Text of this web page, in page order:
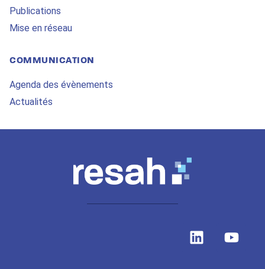
Publications
Mise en réseau
COMMUNICATION
Agenda des évènements
Actualités
L
i
Y
o